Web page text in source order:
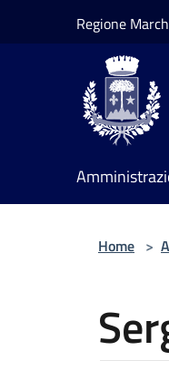
Regione
Home >